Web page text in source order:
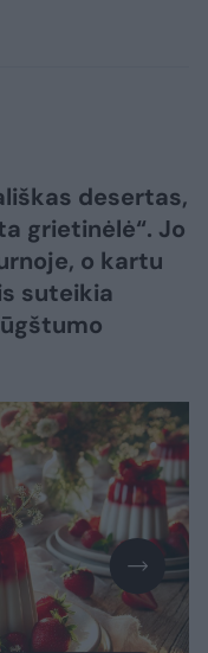
desertas,
grietinėlė“. Jo
o kartu
suteikia